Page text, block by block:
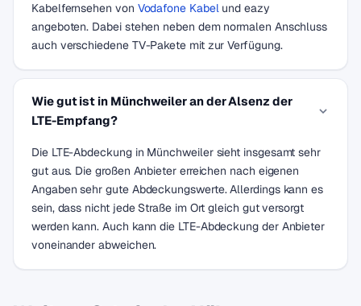
Kabelfernsehen von Vodafone Kabelund eazy
angeboten. Dabei stehen neben dem normalen Anschluss
auch verschiedene TV-Pakete mit zur Verfügung.
Wie gut ist in Münchweiler an der Alsenz der
LTE-Empfang?
Die LTE-Abdeckung in Münchweiler sieht insgesamt sehr
gut aus. Die großen Anbieter erreichen nach eigenen
Angaben sehr gute Abdeckungswerte. Allerdings kann es
sein, dass nicht jede Straße im Ort gleich gut versorgt
werden kann. Auch kann die LTE-Abdeckung der Anbieter
voneinander abweichen.